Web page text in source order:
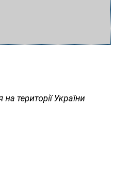
території України